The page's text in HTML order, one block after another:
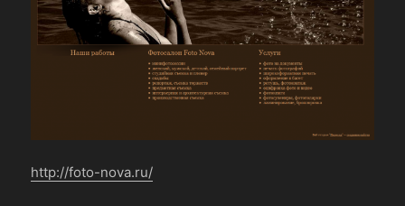
http://foto-nova.ru/